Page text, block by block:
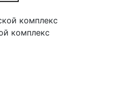
комплекс